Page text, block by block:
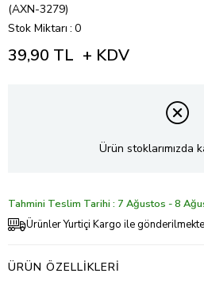
(AXN-3279)
Stok Miktarı : 0
39,90 TL + KDV
Ürün stoklarımızda
Tahmini Teslim Tarihi : 7 Ağustos - 8
Ürünler Yurtiçi Kargo ile
ÜRÜN ÖZELLIKLERI